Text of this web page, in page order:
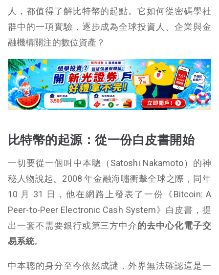
人，都值得了解比特幣的起點。它如何從密碼學社
群中的一項實驗，逐步成為全球投資人、企業與金
融機構關注的數位資產？
比特幣的起源：從一份白皮書開始
一切要從一個叫中本聰（Satoshi Nakamoto）的神
秘人物說起。2008 年金融海嘯衝擊全球之際，同年
10 月 31 日，他在網路上發表了一份《Bitcoin: A
Peer-to-Peer Electronic Cash System》白皮書，提
出一套不需要銀行或第三方中介的去中心化電子交
易系統。
中本聰的身分至今依然成謎，外界無法確認這是一